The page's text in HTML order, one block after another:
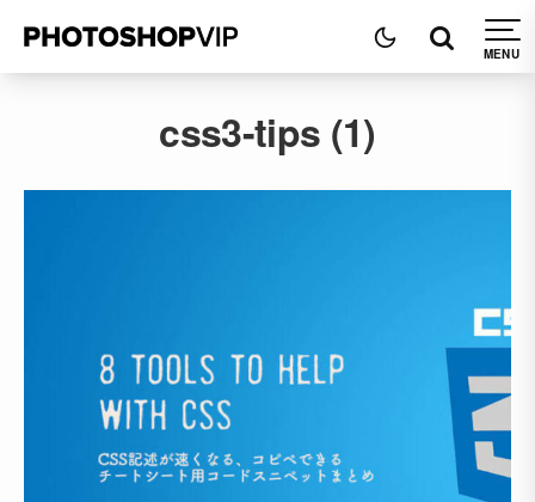
css3-tips (1)